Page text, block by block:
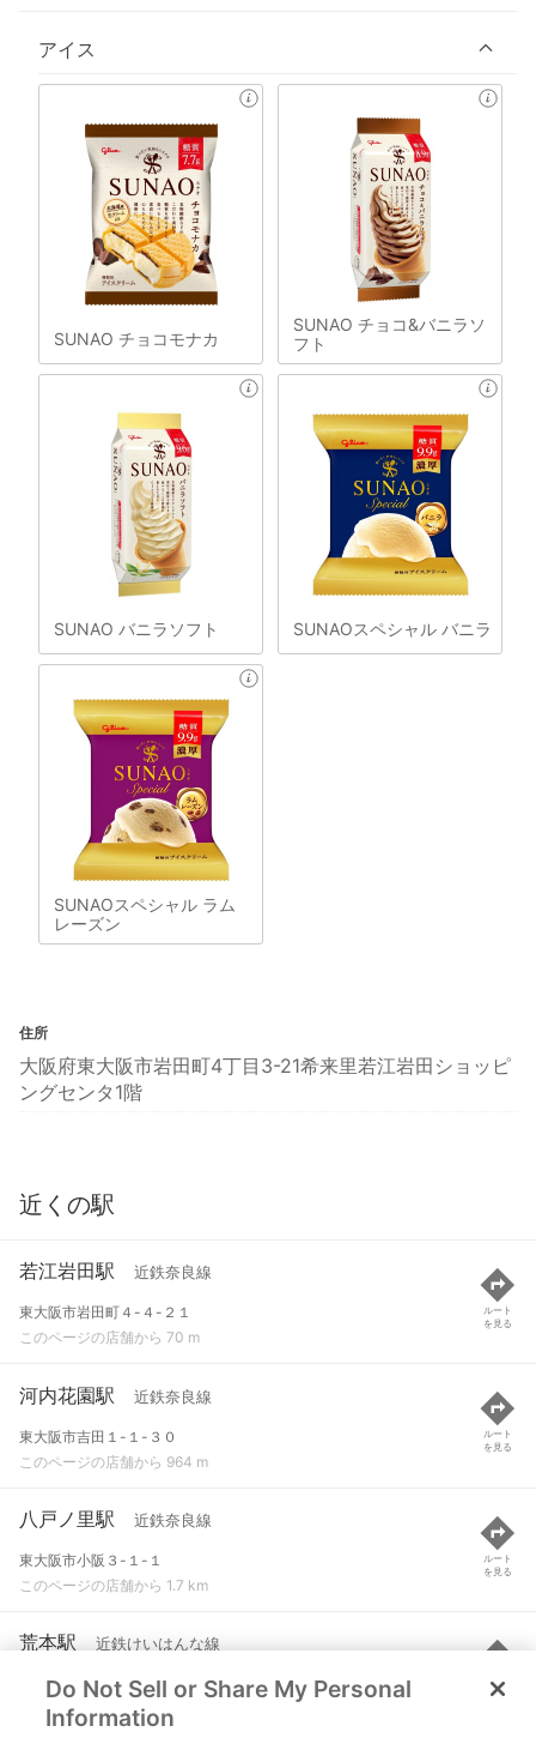
アイス
SUNAO チョコモナカ
SUNAO チョコ&バニラソ
フト
SUNAO バニラソフト SUNAOスペシャル バニラ
SUNAOスペシャル ラム
レーズン
住所
大阪府東大阪市岩田町4丁目3-21希来里若江岩田ショッピ
ングセンタ1階
近くの駅
若江岩田駅 近鉄奈良線
東大阪市岩田町４-４-２１
このページの店舗から 70 m
ルート
を見る
河内花園駅 近鉄奈良線
東大阪市吉田１-１-３０
このページの店舗から 964 m
ルート
を見る
八戸ノ里駅 近鉄奈良線
東大阪市小阪３-１-１
このページの店舗から 1.7 km
ルート
を見る
荒本駅 近鉄けいはんな線
東大阪市荒本北５００-１
このページの店舗から 1.7 km
ルート
を見る
Do Not Sell or Share My Personal
Information